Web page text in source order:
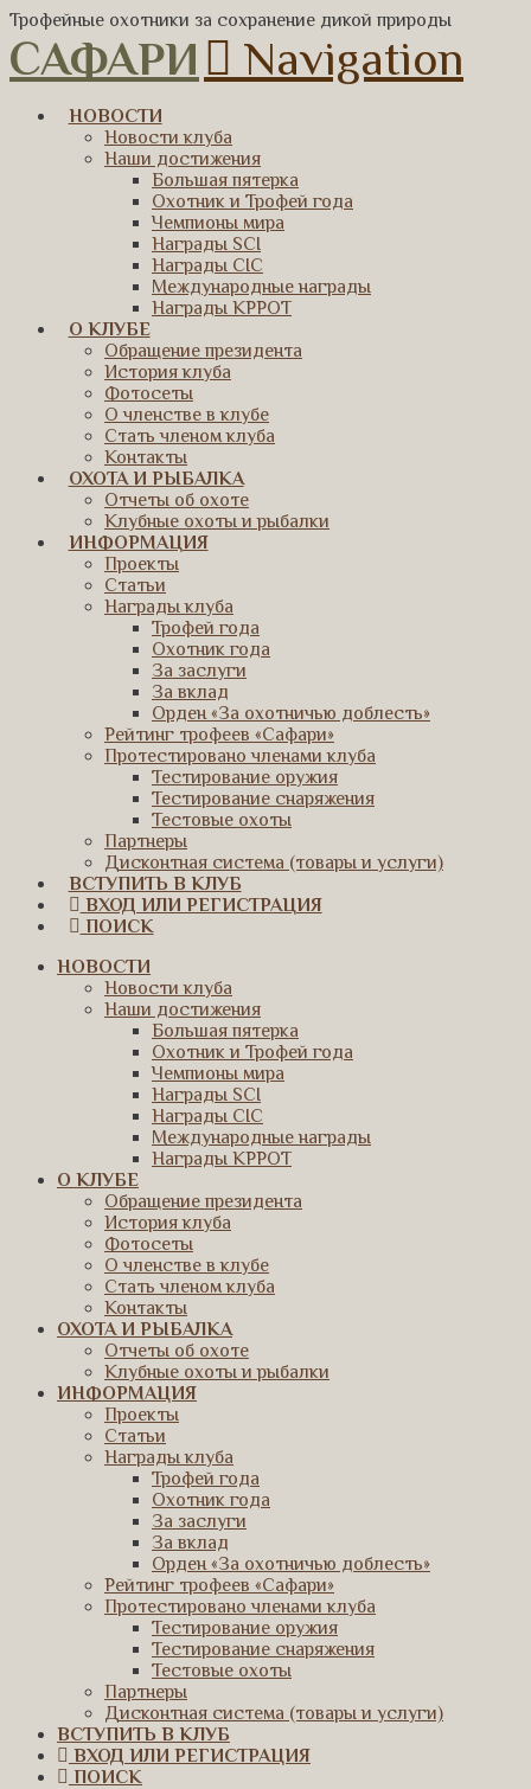
Трофейные охотники за сохранение дикой природы
САФАРИ Navigation
НОВОСТИ
Новости клуба
Наши достижения
Большая пятерка
Охотник и Трофей года
Чемпионы мира
Награды SCI
Награды CIC
Международные награды
Награды КРРОТ
О КЛУБЕ
Обращение президента
История клуба
Фотосеты
О членстве в клубе
Стать членом клуба
Контакты
ОХОТА И РЫБАЛКА
Отчеты об охоте
Клубные охоты и рыбалки
ИНФОРМАЦИЯ
Проекты
Статьи
Награды клуба
Трофей года
Охотник года
За заслуги
За вклад
Орден «За охотничью доблесть»
Рейтинг трофеев «Сафари»
Протестировано членами клуба
Тестирование оружия
Тестирование снаряжения
Тестовые охоты
Партнеры
Дисконтная система (товары и услуги)
ВСТУПИТЬ В КЛУБ
ВХОД ИЛИ РЕГИСТРАЦИЯ
ПОИСК
НОВОСТИ
Новости клуба
Наши достижения
Большая пятерка
Охотник и Трофей года
Чемпионы мира
Награды SCI
Награды CIC
Международные награды
Награды КРРОТ
О КЛУБЕ
Обращение президента
История клуба
Фотосеты
О членстве в клубе
Стать членом клуба
Контакты
ОХОТА И РЫБАЛКА
Отчеты об охоте
Клубные охоты и рыбалки
ИНФОРМАЦИЯ
Проекты
Статьи
Награды клуба
Трофей года
Охотник года
За заслуги
За вклад
Орден «За охотничью доблесть»
Рейтинг трофеев «Сафари»
Протестировано членами клуба
Тестирование оружия
Тестирование снаряжения
Тестовые охоты
Партнеры
Дисконтная система (товары и услуги)
ВСТУПИТЬ В КЛУБ
ВХОД ИЛИ РЕГИСТРАЦИЯ
ПОИСК